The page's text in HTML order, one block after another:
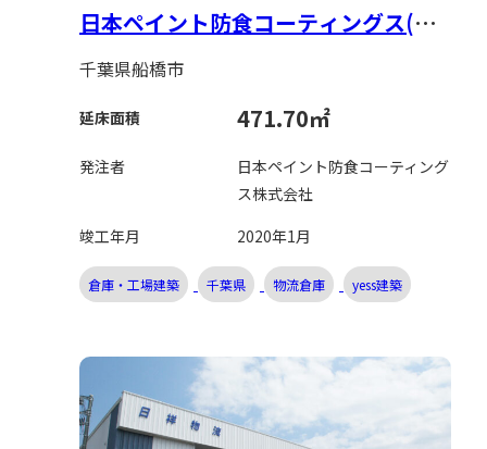
日本ペイント防食コーティングス(株)
一般倉庫建設工事
千葉県船橋市
延床面積 471.70㎡
発注者
日本ペイント防食コーティング
ス株式会社
竣工年月
2020年1月
倉庫・工場建築 千葉県 物流倉庫 yess建築